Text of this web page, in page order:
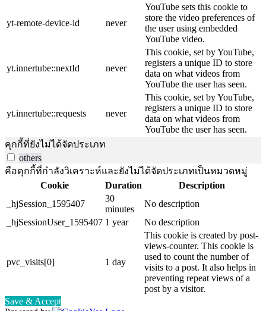
yt-remote-device-id never
YouTube sets this cookie to
store the video preferences of
the user using embedded
YouTube video.
yt.innertube::nextId never
This cookie, set by YouTube,
registers a unique ID to store
data on what videos from
YouTube the user has seen.
yt.innertube::requests never
This cookie, set by YouTube,
registers a unique ID to store
data on what videos from
YouTube the user has seen.
คุกกี้ที่ยังไม่ได้จัดประเภท
others
คือคุกกี้ที่กำลังวิเคราะห์และยังไม่ได้จัดประเภทเป็นหมวดหมู่
Cookie
Duration
Description
_hjSession_1595407
30
minutes
No description
_hjSessionUser_1595407 1 year No description
pvc_visits[0] 1 day
This cookie is created by post-
views-counter. This cookie is
used to count the number of
visits to a post. It also helps in
preventing repeat views of a
post by a visitor.
Save & Accept